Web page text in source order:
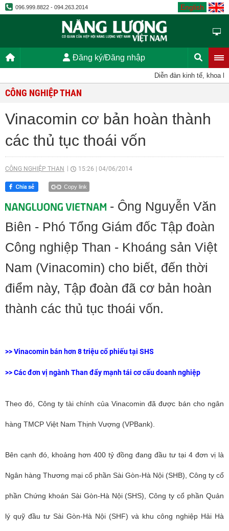
096.999.8822 - 094.263.2014 English
Đăng ký/Đăng nhập
Diễn đàn kinh tế, khoa
CÔNG NGHIỆP THAN
Vinacomin cơ bản hoàn thành
các thủ tục thoái vốn
CÔNG NGHIỆP THAN 15:26 04/06/2014
Copy link
- Ông Nguyễn Văn
Biên - Phó Tổng Giám đốc Tập đoàn
Công nghiệp Than - Khoáng sản Việt
Nam (Vinacomin) cho biết, đến thời
điểm này, Tập đoàn đã cơ bản hoàn
thành các thủ tục thoái vốn.
>>Vinacomin bán hơn 8 triệu cổ phiếu tại SHS
>>Các đơn vị ngành Than đẩy mạnh tái cơ cấu doanh nghiệp
Theo đó, Công ty tài chính của Vinacomin đã được bán cho ngân
hàng TMCP Việt Nam Thịnh Vượng (VPBank).
Bên cạnh đó, khoảng hơn 400 tỷ đồng đang đầu tư tại 4 đơn vị là
Ngân hàng Thương mại cổ phần Sài Gòn-Hà Nội (SHB), Công ty cổ
phần Chứng khoán Sài Gòn-Hà Nội (SHS), Công ty cổ phần Quản
lý quỹ đầu tư Sài Gòn-Hà Nội (SHF) và khu công nghiệp Hải Hà